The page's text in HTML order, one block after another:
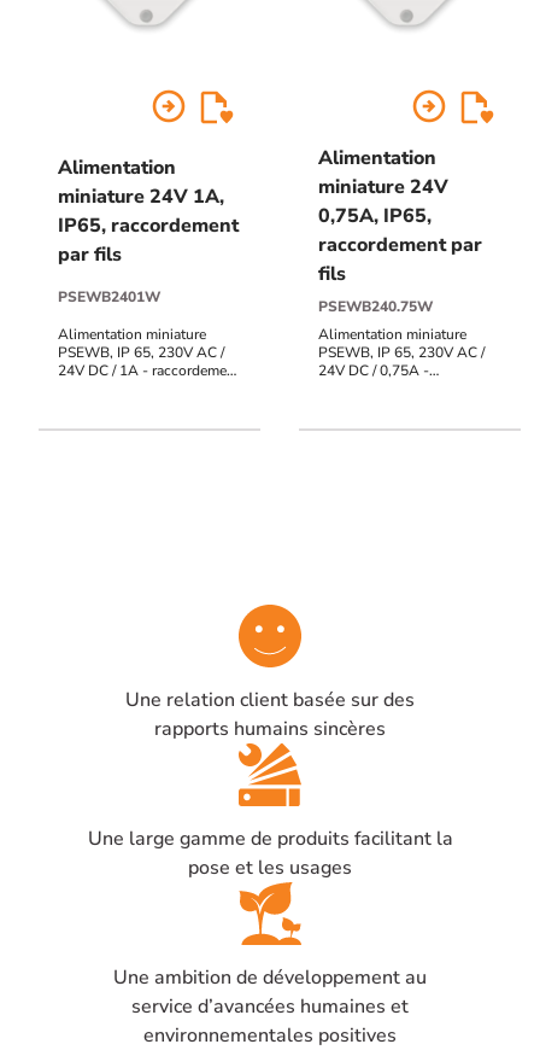
arrow_circle_right
Alimentation
miniature 24V 1A,
IP65, raccordement
par fils
PSEWB2401W
Alimentation miniature
PSEWB, IP 65, 230V AC /
24V DC / 1A - raccordement
arrow_circle_right
Alimentation
miniature 24V
0,75A, IP65,
raccordement par
fils
PSEWB240.75W
Alimentation miniature
PSEWB, IP 65, 230V AC /
24V DC / 0,75A -
Une relation client basée sur des
rapports humains sincères
Une large gamme de produits facilitant la
pose et les usages
Une ambition de développement au
service d’avancées humaines et
environnementales positives